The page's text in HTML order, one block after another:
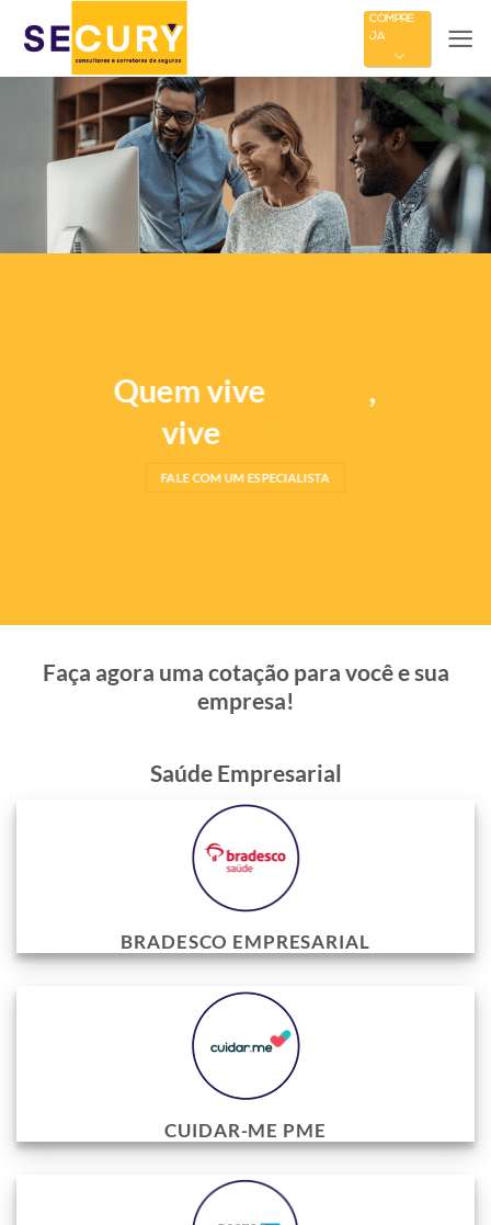
content
COMPRE
JÁ
Quem vive
,
vive
FALE COM UM ESPECIALISTA
Faça agora uma cotação para você e sua
empresa!
Saúde Empresarial
BRADESCO EMPRESARIAL
CUIDAR-ME PME